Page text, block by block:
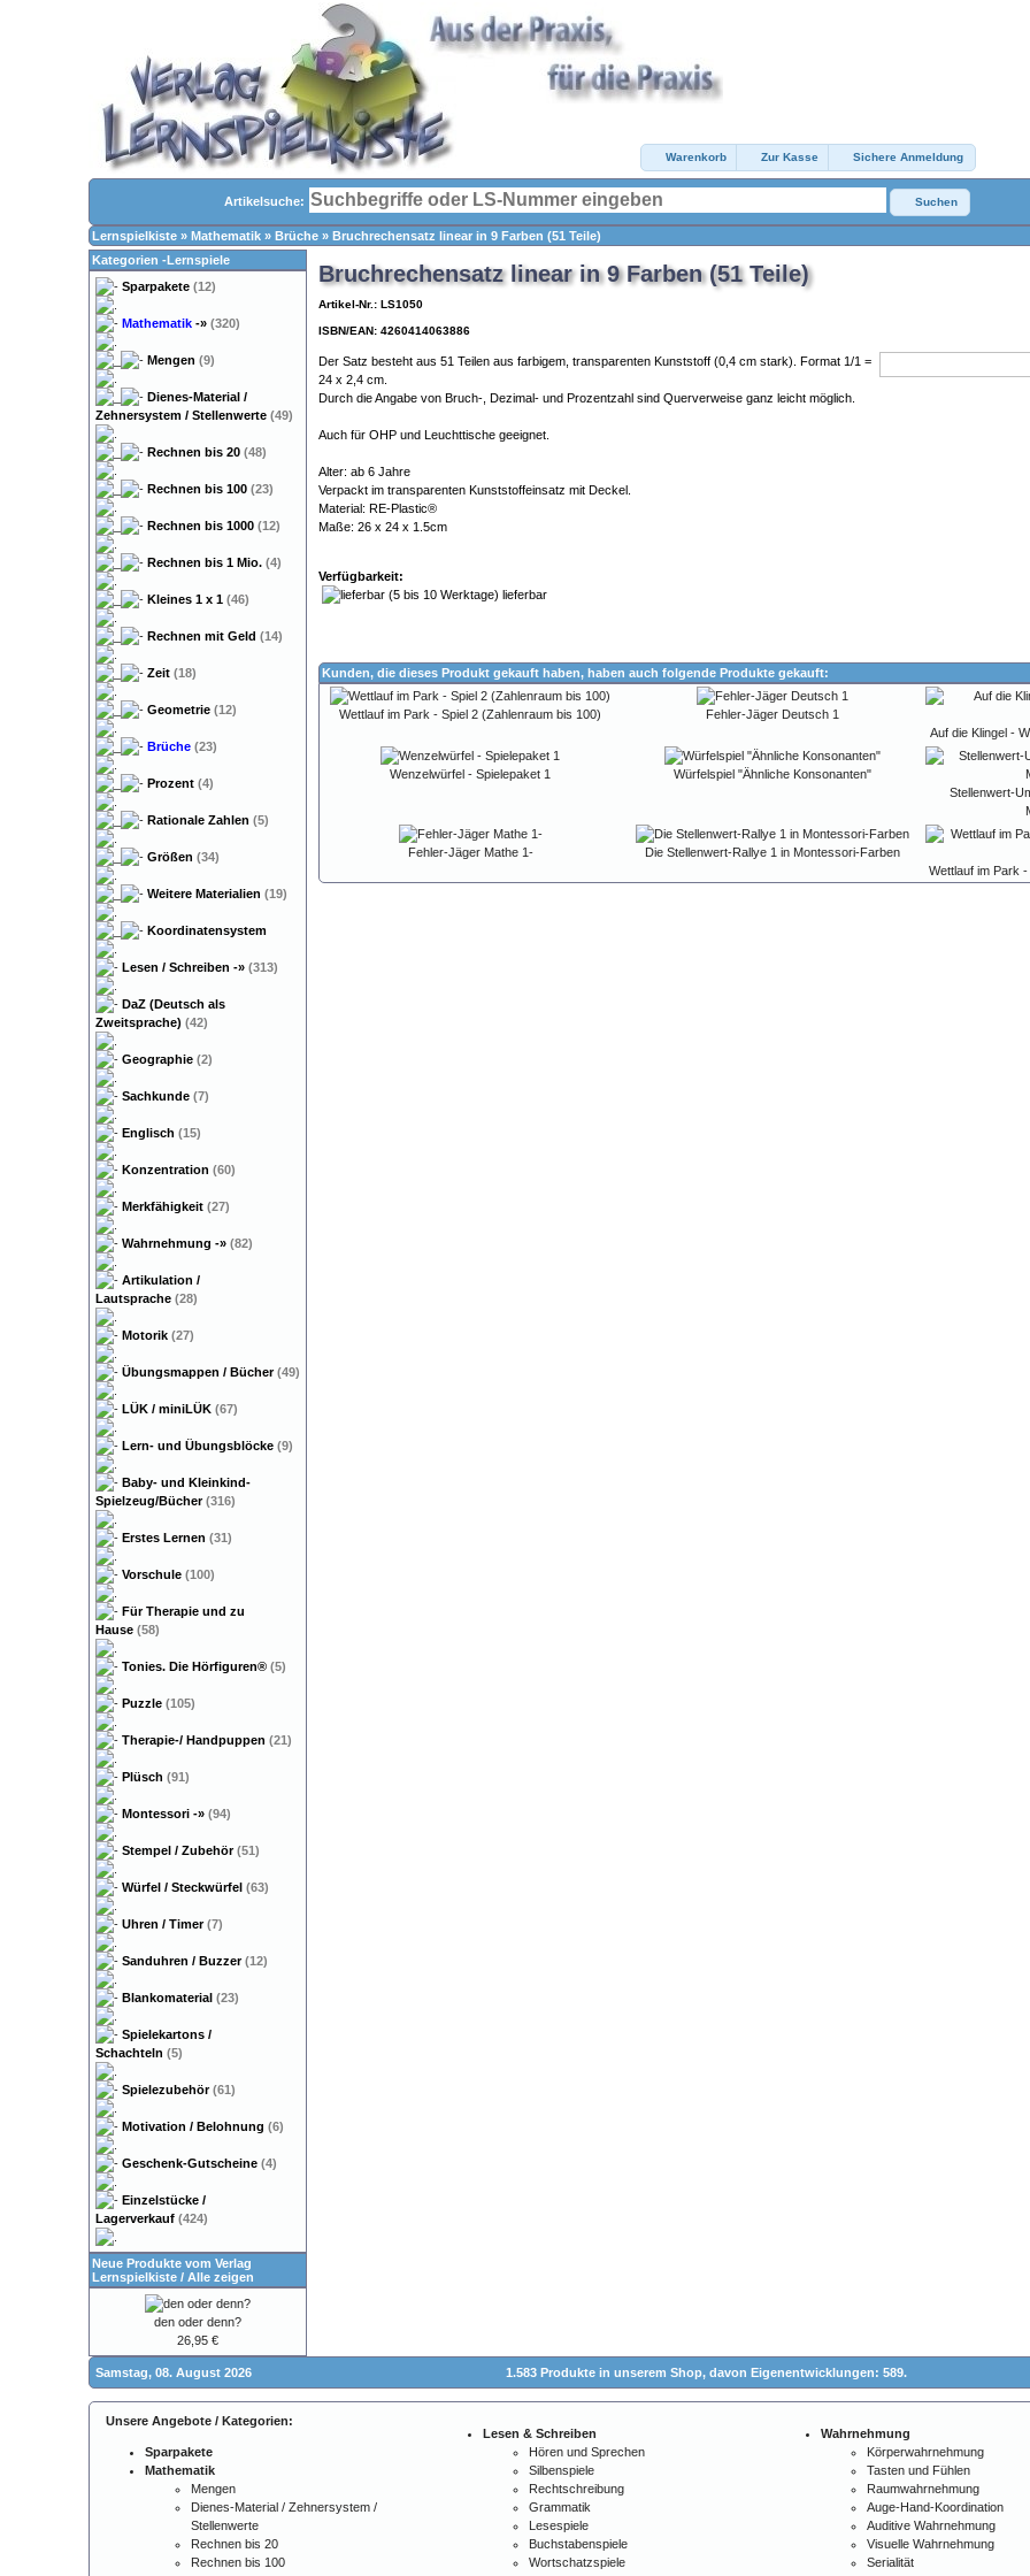
Warenkorb Zur Kasse Sichere Anmeldung
Artikelsuche: Suchen
Lernspielkiste » Mathematik » Brüche » Bruchrechensatz linear in 9 Farben (51 Teile)
Bruchrechensatz linear in 9 Farben (51 Teile)
Artikel-Nr.: LS1050
ISBN/EAN: 4260414063886
Der Satz besteht aus 51 Teilen aus farbigem, transparenten Kunststoff (0,4 cm stark). Format 1/1 =
24 x 2,4 cm.
Durch die Angabe von Bruch-, Dezimal- und Prozentzahl sind Querverweise ganz leicht möglich.
Auch für OHP und Leuchttische geeignet.
Alter: ab 6 Jahre
Verpackt im transparenten Kunststoffeinsatz mit Deckel.
Material: RE-Plastic®
Maße: 26 x 24 x 1.5cm
Verfügbarkeit:
lieferbar
Kunden, die dieses Produkt gekauft haben, haben auch folgende Produkte gekauft:
Wettlauf im Park - Spiel 2 (Zahlenraum bis 100)
Fehler-Jäger Deutsch 1
Auf die Klingel -
Wenzelwürfel - Spielepaket 1
Würfelspiel "Ähnliche Konsonanten"
Stellenwert-
Fehler-Jäger Mathe 1-
Die Stellenwert-Rallye 1 in Montessori-Farben
Wettlauf im Park
Kategorien -Lernspiele
Sparpakete (12)
Mathematik -» (320)
Mengen (9)
Dienes-Material /
Zehnersystem / Stellenwerte (49)
Rechnen bis 20 (48)
Rechnen bis 100 (23)
Rechnen bis 1000 (12)
Rechnen bis 1 Mio. (4)
Kleines 1 x 1 (46)
Rechnen mit Geld (14)
Zeit (18)
Geometrie (12)
Brüche (23)
Prozent (4)
Rationale Zahlen (5)
Größen (34)
Weitere Materialien (19)
Koordinatensystem
Lesen / Schreiben -» (313)
DaZ (Deutsch als
Zweitsprache) (42)
Geographie (2)
Sachkunde (7)
Englisch (15)
Konzentration (60)
Merkfähigkeit (27)
Wahrnehmung -» (82)
Artikulation /
Lautsprache (28)
Motorik (27)
Übungsmappen / Bücher(49)
LÜK / miniLÜK (67)
Lern- und Übungsblöcke (9)
Baby- und Kleinkind-
Spielzeug/Bücher(316)
Erstes Lernen (31)
Vorschule (100)
Für Therapie und zu
Hause (58)
Tonies. Die Hörfiguren® (5)
Puzzle (105)
Therapie-/ Handpuppen (21)
Plüsch (91)
Montessori -» (94)
Stempel / Zubehör(51)
Würfel / Steckwürfel (63)
Uhren / Timer(7)
Sanduhren / Buzzer(12)
Blankomaterial (23)
Spielekartons /
Schachteln (5)
Spielezubehör(61)
Motivation / Belohnung (6)
Geschenk-Gutscheine (4)
Einzelstücke /
Lagerverkauf (424)
Neue Produkte vom Verlag
Lernspielkiste / Alle zeigen
den oder denn?
26,95 €
Samstag, 08. August 2026 1.583 Produkte in unserem Shop, davon Eigenentwicklungen: 589.
Unsere Angebote / Kategorien:
Sparpakete
Mathematik
Mengen
Dienes-Material / Zehnersystem /
Stellenwerte
Rechnen bis 20
Rechnen bis 100
Lesen & Schreiben
Hören und Sprechen
Silbenspiele
Rechtschreibung
Grammatik
Lesespiele
Buchstabenspiele
Wortschatzspiele
Wahrnehmung
Körperwahrnehmung
Tasten und Fühlen
Raumwahrnehmung
Auge-Hand-Koordination
Auditive Wahrnehmung
Visuelle Wahrnehmung
Serialität